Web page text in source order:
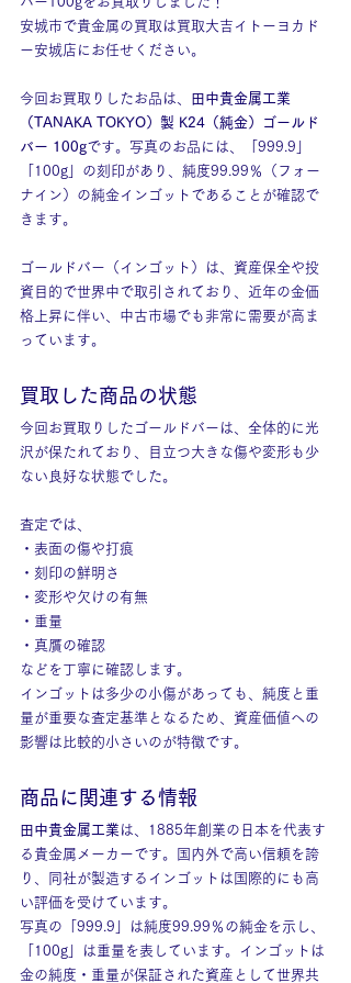
安城市で貴金属の買取は買取大吉イトーヨカド
ー安城店にお任せください。
今回お買取りしたお品は、 田中貴金属工業
（TANAKA TOKYO）製 K24（純金）ゴールド
バー 100gです。写真のお品には、「999.9」
「100g」の刻印があり、純度99.99％（フォー
ナイン）の純金インゴットであることが確認で
きます。
ゴールドバー（インゴット）は、資産保全や投
資目的で世界中で取引されており、近年の金価
格上昇に伴い、中古市場でも非常に需要が高ま
っています。
買取した商品の状態
今回お買取りしたゴールドバーは、全体的に光
沢が保たれており、目立つ大きな傷や変形も少
ない良好な状態でした。
査定では、
・表面の傷や打痕
・刻印の鮮明さ
・変形や欠けの有無
・重量
・真贋の確認
などを丁寧に確認します。
インゴットは多少の小傷があっても、純度と重
量が重要な査定基準となるため、資産価値への
影響は比較的小さいのが特徴です。
商品に関連する情報
田中貴金属工業 は、1885年創業の日本を代表す
る貴金属メーカーです。国内外で高い信頼を誇
り、同社が製造するインゴットは国際的にも高
い評価を受けています。
写真の「999.9」は純度99.99％の純金を示し、
「100g」は重量を表しています。インゴットは
金の純度・重量が保証された資産として世界共